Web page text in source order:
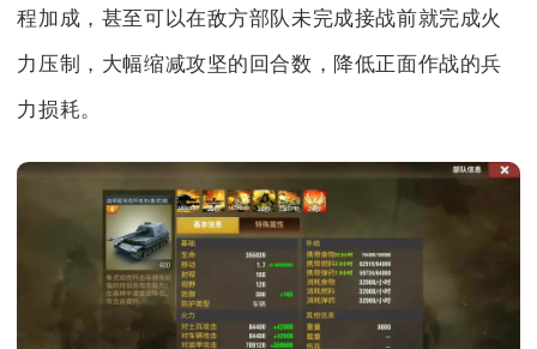
程加成，甚至可以在敌方部队未完成接战前就完成火
力压制，大幅缩减攻坚的回合数，降低正面作战的兵
力损耗。